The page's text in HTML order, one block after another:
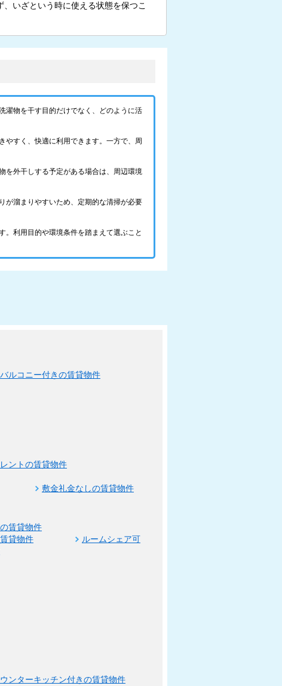
いざという時に使える状態を保つこ
濯物を干す目的だけでなく、どのように活
やすく、快適に利用できます。一方で、周
を外干しする予定がある場合は、周辺環境
が溜まりやすいため、定期的な清掃が必要
。利用目的や環境条件を踏まえて選ぶこと
ルコニー付きの賃貸物件
ントの賃貸物件
敷金礼金なしの賃貸物件
賃貸物件
貸物件
ルームシェア可
ンターキッチン付きの賃貸物件